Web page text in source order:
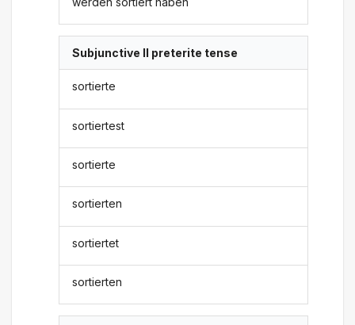
Subjunctive II preterite tense
sortierte
sortiertest
sortierte
sortierten
sortiertet
sortierten